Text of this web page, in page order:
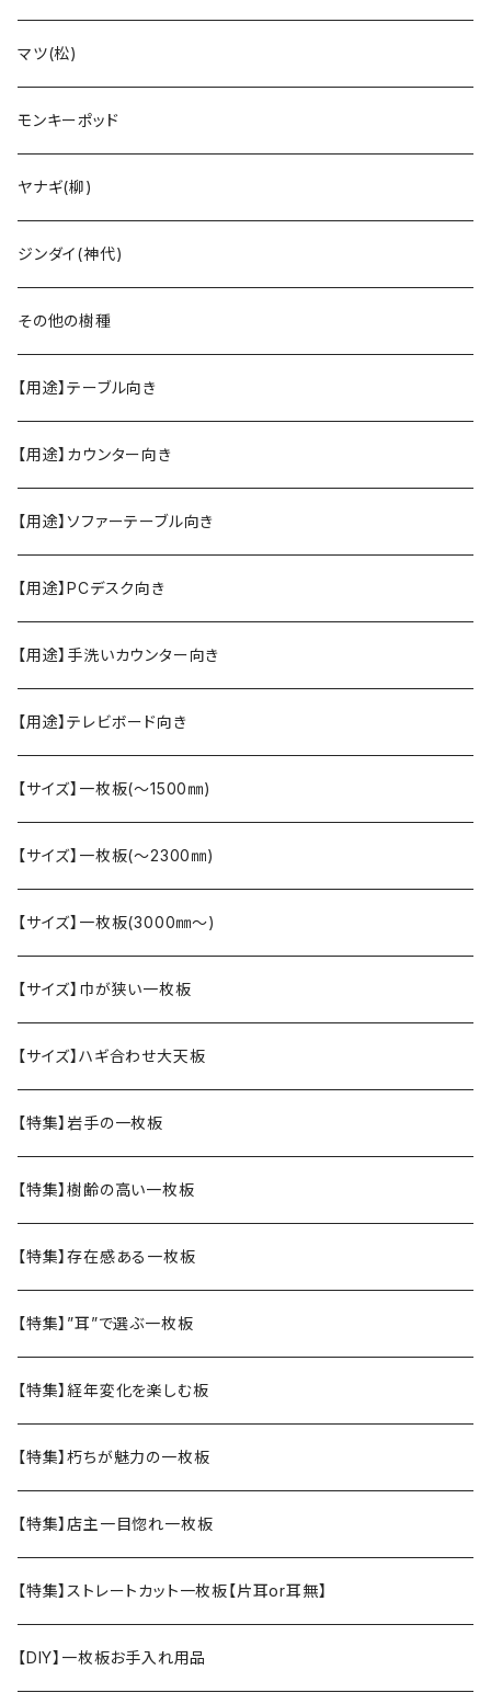
マツ(松)
モンキーポッド
ヤナギ(柳)
ジンダイ(神代)
その他の樹種
【用途】テーブル向き
【用途】カウンター向き
【用途】ソファーテーブル向き
【用途】PCデスク向き
【用途】手洗いカウンター向き
【用途】テレビボード向き
【サイズ】一枚板(〜1500㎜)
【サイズ】一枚板(〜2300㎜)
【サイズ】一枚板(3000㎜〜)
【サイズ】巾が狭い一枚板
【サイズ】ハギ合わせ大天板
【特集】岩手の一枚板
【特集】樹齢の高い一枚板
【特集】存在感ある一枚板
【特集】”耳”で選ぶ一枚板
【特集】経年変化を楽しむ板
【特集】朽ちが魅力の一枚板
【特集】店主一目惚れ一枚板
【特集】ストレートカット一枚板【片耳or耳無】
【DIY】一枚板お手入れ用品